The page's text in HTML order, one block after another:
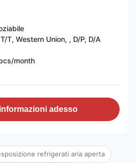
T, Western Union, , D/P, D/A
month
adesso
refrigerati aria aperta